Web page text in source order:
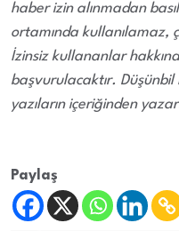
haber izin alınmadan
ortamında kullanılamaz,
İzinsiz kullananlar
başvurulacaktır.
yazıların içeriğinden
Paylaş